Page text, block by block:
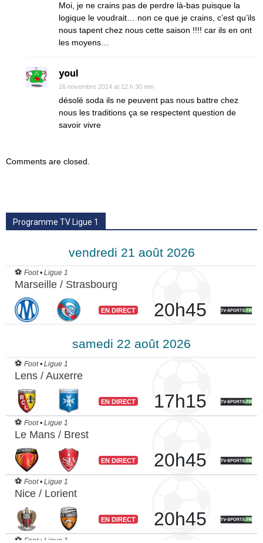
Moi, je ne crains pas de perdre là-bas puisque la
logique le voudrait… non ce que je crains, c’est qu’ils
nous tapent chez nous cette saison !!!! car ils en ont
les moyens…
youl
16 novembre 2014 at 12 h 30 min
désolé soda ils ne peuvent pas nous battre chez
nous les traditions ça se respectent question de
savoir vivre
Comments are closed.
Programme TV Ligue 1